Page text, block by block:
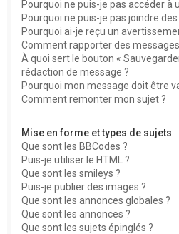
Pourquoi ne puis-je pas accéder à
Pourquoi ne puis-je pas joindre
Pourquoi ai-je reçu un
Comment rapporter des
À quoi sert le bouton «
rédaction de message ?
Pourquoi mon message doit être
Comment remonter mon sujet ?
Mise en forme et types de sujets
Que sont les BBCodes ?
Puis-je utiliser le HTML ?
Que sont les smileys ?
Puis-je publier des images ?
Que sont les annonces globales ?
Que sont les annonces ?
Que sont les sujets épinglés ?